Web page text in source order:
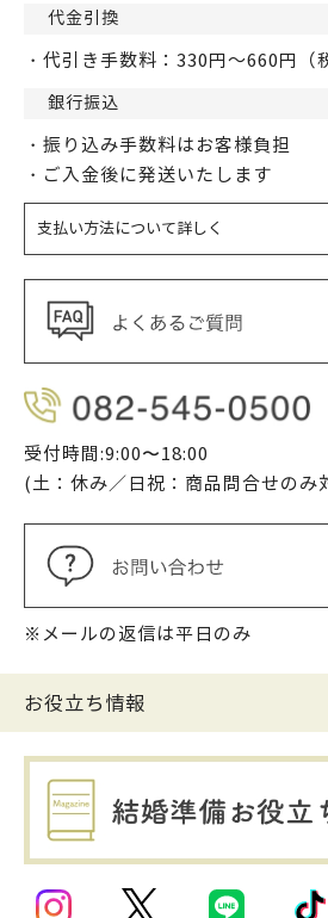
代金引換
・代引き手数料：330円～660円（
銀行振込
・振り込み手数料はお客様負担
・ご入金後に発送いたします
支払い方法について詳しく
受付時間:9:00〜18:00
(土：休み／日祝：商品問合せのみ
※メールの返信は平日のみ
お役立ち情報